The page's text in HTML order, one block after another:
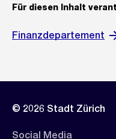
Für diesen Inhalt
Finanzdepartement
© 2026 Stadt Zürich
Social Media